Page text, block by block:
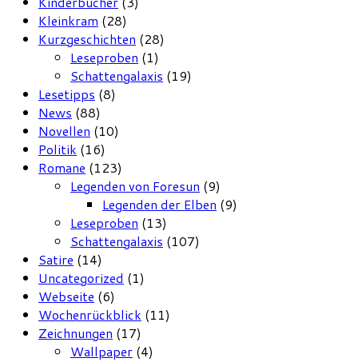
Kleinkram (28)
Kurzgeschichten (28)
Leseproben (1)
Schattengalaxis (19)
Lesetipps (8)
News (88)
Novellen (10)
Politik (16)
Romane (123)
Legenden von Foresun (9)
Legenden der Elben (9)
Leseproben (13)
Schattengalaxis (107)
Satire (14)
Uncategorized (1)
Webseite (6)
Wochenrückblick (11)
Zeichnungen (17)
Wallpaper (4)